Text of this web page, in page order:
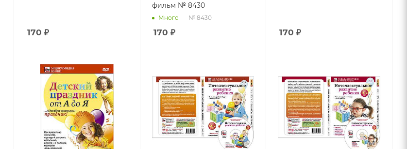
170 ₽
фильм № 8430
Много № 8430
170 ₽ 170 ₽